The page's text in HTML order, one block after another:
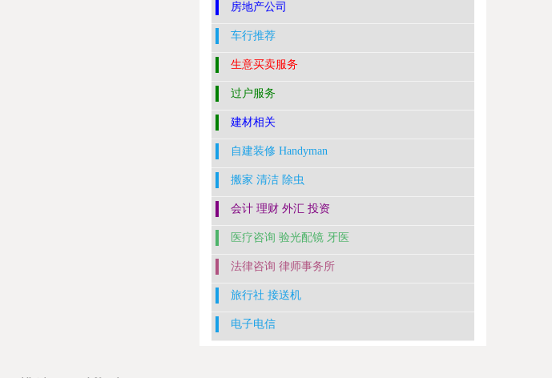
房地产公司
车行推荐
生意买卖服务
过户服务
建材相关
自建装修 Handyman
搬家 清洁 除虫
会计 理财 外汇 投资
医疗咨询 验光配镜 牙医
法律咨询 律师事务所
旅行社 接送机
电子电信